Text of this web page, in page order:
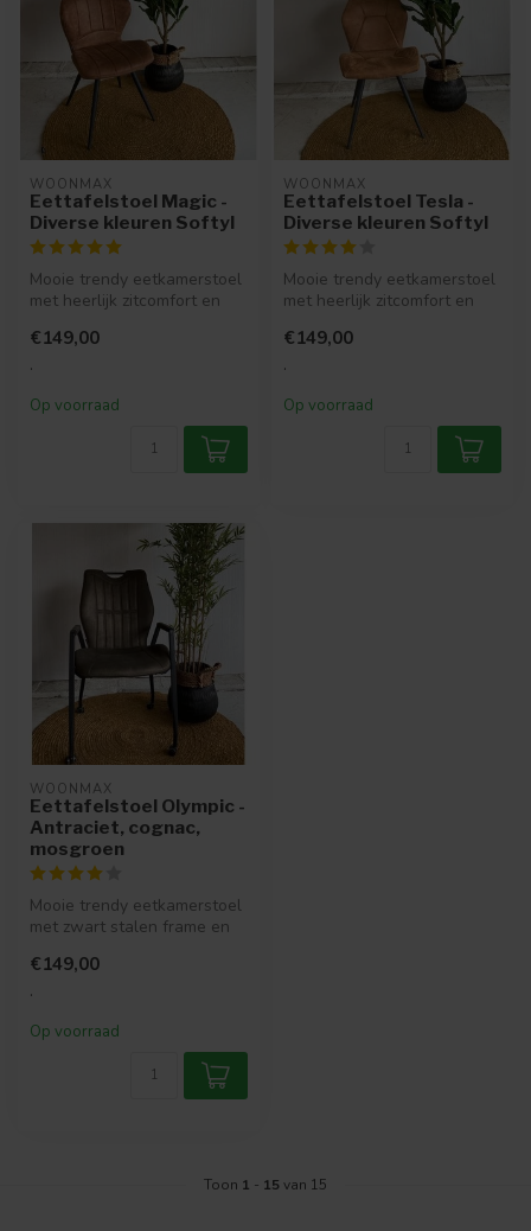
WOONMAX
Eettafelstoel Magic -
Diverse kleuren Softyl
Mooie trendy eetkamerstoel
met heerlijk zitcomfort en
€149,00
.
Op voorraad
WOONMAX
Eettafelstoel Tesla -
Diverse kleuren Softyl
Mooie trendy eetkamerstoel
met heerlijk zitcomfort en
€149,00
.
Op voorraad
WOONMAX
Eettafelstoel Olympic -
Antraciet, cognac,
mosgroen
Mooie trendy eetkamerstoel
met zwart stalen frame en
€149,00
.
Op voorraad
Toon 1 - 15 van 15